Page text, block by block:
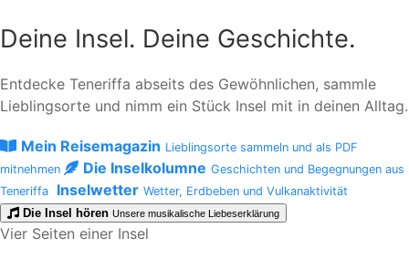
Deine Insel. Deine Geschichte.
Entdecke Teneriffa abseits des Gewöhnlichen, sammle
Lieblingsorte und nimm ein Stück Insel mit in deinen Alltag.
Mein Reisemagazin Lieblingsorte sammeln und als PDF
mitnehmen
Die Inselkolumne Geschichten und Begegnungen aus
Teneriffa
Inselwetter Wetter, Erdbeben und Vulkanaktivität
Die Insel hören Unsere musikalische Liebeserklärung
Vier Seiten einer Insel